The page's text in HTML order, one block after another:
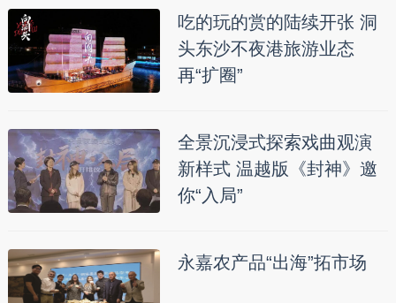
吃的玩的赏的陆续开张 洞
头东沙不夜港旅游业态
再“扩圈”
全景沉浸式探索戏曲观演
新样式 温越版《封神》邀
你“入局”
永嘉农产品“出海”拓市场